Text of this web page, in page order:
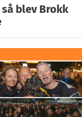
blev Brokk